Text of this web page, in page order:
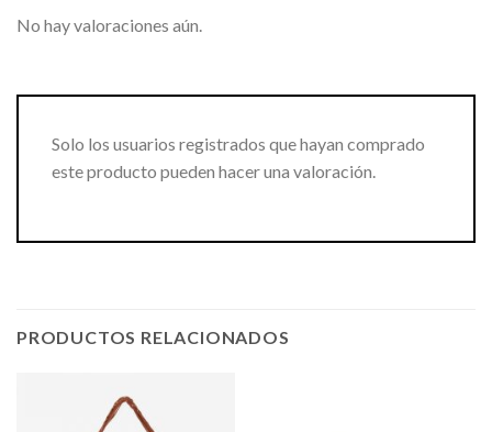
No hay valoraciones aún.
Solo los usuarios registrados que hayan comprado
este producto pueden hacer una valoración.
PRODUCTOS RELACIONADOS